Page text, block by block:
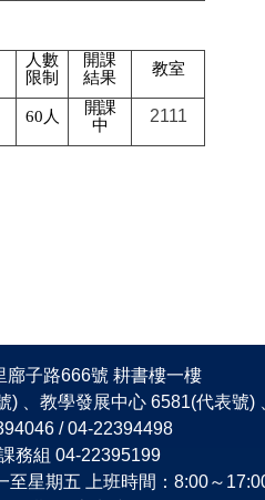
人數
限制
開課
結果
教室
60人
開課
中
2111
子路666號 耕書樓一樓
、教學發展中心 6581(代表號
/ 04-22394498
務組 04-22395199
至星期五 上班時間：8:00～